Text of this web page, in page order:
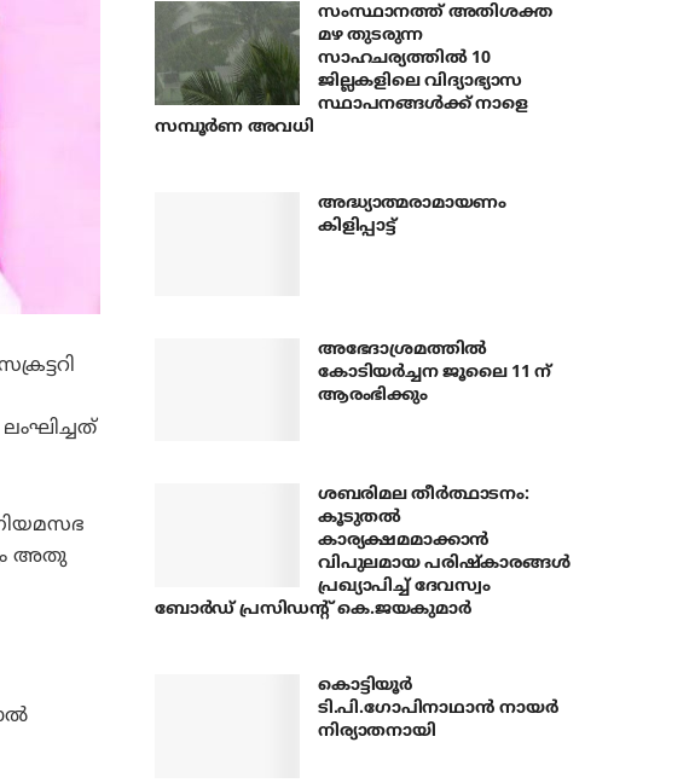
അതു
സംസ്ഥാനത്ത് അതിശക്ത
മഴ തുടരുന്ന
സാഹചര്യത്തിൽ 10
ജില്ലകളിലെ വിദ്യാഭ്യാസ
സ്ഥാപനങ്ങൾക്ക് നാളെ
സമ്പൂർണ അവധി
അദ്ധ്യാത്മരാമായണം
കിളിപ്പാട്ട്
അഭേദാശ്രമത്തില്‍
കോടിയര്‍ച്ചന ജൂലൈ 11 ന്
ആരംഭിക്കും
ശബരിമല തീര്‍ത്ഥാടനം:
കൂടുതല്‍
കാര്യക്ഷമമാക്കാന്‍
വിപുലമായ പരിഷ്‌കാരങ്ങള്‍
പ്രഖ്യാപിച്ച് ദേവസ്വം
ബോര്‍ഡ് പ്രസിഡന്റ് കെ.ജയകുമാര്‍
കൊട്ടിയൂര്‍
ടി.പി.ഗോപിനാഥാന്‍ നായര്‍
നിര്യാതനായി